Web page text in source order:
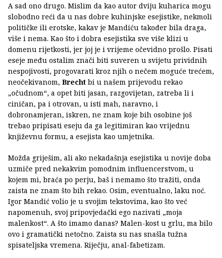
A sad ono drugo. Mislim da kao autor dviju kuharica mogu
slobodno reći da u nas dobre kuhinjske esejistike, nekmoli
političke ili erotske, kakav je Mandiću također bila draga,
više i nema. Kao što i dobra esejistika sve više klizi u
domenu rijetkosti, jer joj je i vrijeme očevidno prošlo. Pisati
eseje među ostalim znači biti suveren u svijetu prividnih
nespojivosti, progovarati kroz njih o nečem moguće trećem,
neočekivanom, Brecht bi u našem prijevodu rekao
„očudnom“, a opet biti jasan, razgovijetan, zatreba li i
ciničan, pa i otrovan, u isti mah, naravno, i
dobronamjeran, iskren, ne znam koje bih osobine još
trebao pripisati eseju da ga legitimiran kao vrijednu
književnu formu, a esejista kao umjetnika.
Možda griješim, ali ako nekadašnja esejistika u novije doba
uzmiče pred nekakvim pomodnim influencerstvom, u
kojem mi, braća po perju, baš i nemamo što tražiti, onda
zaista ne znam što bih rekao. Osim, eventualno, laku noć.
Igor Mandić volio je u svojim tekstovima, kao što već
napomenuh, svoj pripovjedački ego nazivati „moja
malenkost“. A što imamo danas? Malen-kost u grlu, ma bilo
ovo i gramatički netočno. Zaista su nas snašla tužna
spisateljska vremena. Riječju, anal-fabetizam.